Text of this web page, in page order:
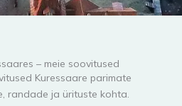
– meie soovitused
Kuressaare parimate
randade ja ürituste kohta.